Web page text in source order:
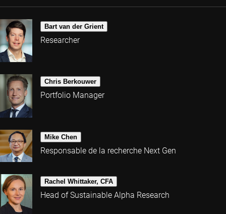
Bart van der Grient
Researcher
Chris Berkouwer
Portfolio Manager
Mike Chen
Responsable de la recherche Next Gen
Rachel Whittaker, CFA
Head of Sustainable Alpha Research